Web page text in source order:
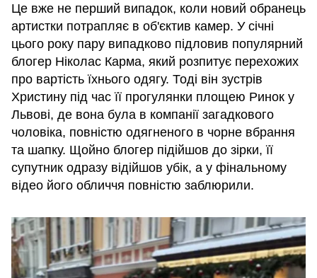
Це вже не перший випадок, коли новий обранець
артистки потрапляє в об'єктив камер. У січні
цього року пару випадково підловив популярний
блогер Ніколас Карма, який розпитує перехожих
про вартість їхнього одягу. Тоді він зустрів
Христину під час її прогулянки площею Ринок у
Львові, де вона була в компанії загадкового
чоловіка, повністю одягненого в чорне вбрання
та шапку. Щойно блогер підійшов до зірки, її
супутник одразу відійшов убік, а у фінальному
відео його обличчя повністю заблюрили.